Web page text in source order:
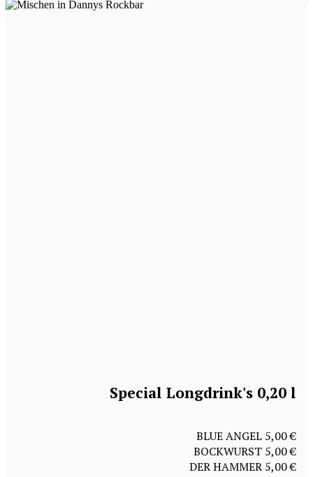
Special Longdrink's 0,20 l
BLUE ANGEL 5,00 €
BOCKWURST 5,00 €
DER HAMMER 5,00 €